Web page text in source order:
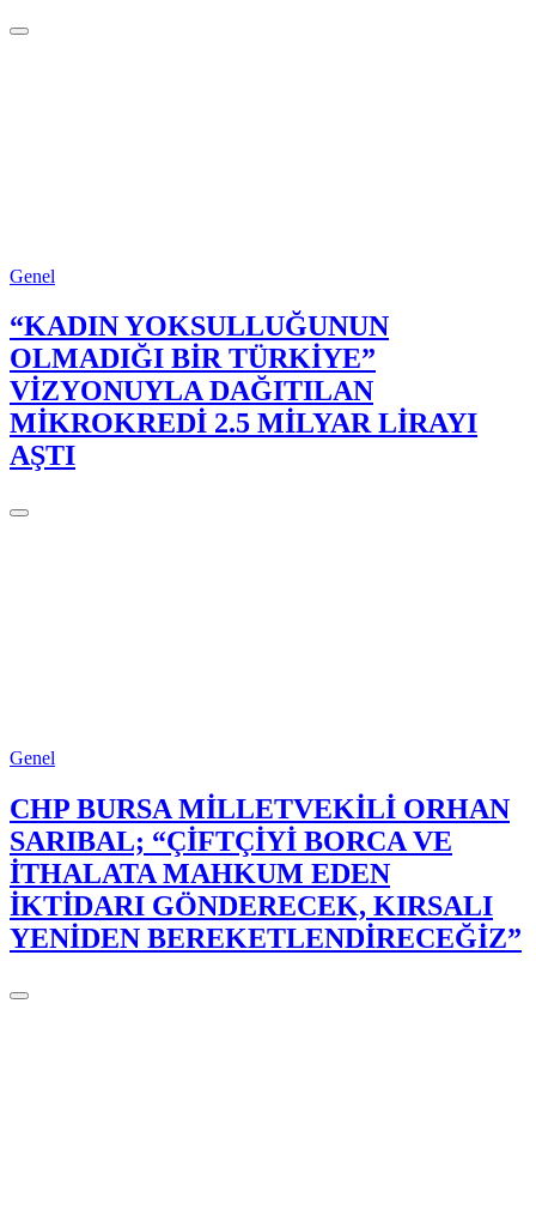
Genel
“KADIN YOKSULLUĞUNUN
OLMADIĞI BİR TÜRKİYE”
VİZYONUYLA DAĞITILAN
MİKROKREDİ 2.5 MİLYAR LİRAYI
AŞTI
Genel
CHP BURSA MİLLETVEKİLİ ORHAN
SARIBAL; “ÇİFTÇİYİ BORCA VE
İTHALATA MAHKUM EDEN
İKTİDARI GÖNDERECEK, KIRSALI
YENİDEN BEREKETLENDİRECEĞİZ”